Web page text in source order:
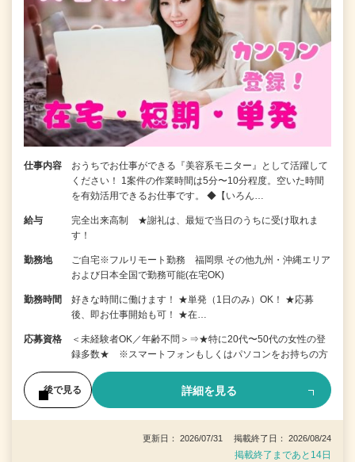
仕事内容
おうちでお仕事ができる『美容系モニター』として活躍して
ください！ 1案件の作業時間は5分〜10分程度。空いた時間
を有効活用できるお仕事です。 ◆【いろん…
給与
完全出来高制 ★謝礼は、最短で当日のうちに受け取れま
す！
勤務地
ご自宅※フルリモート勤務 福岡県 その他九州・沖縄エリア
および日本全国で勤務可能(在宅OK)
勤務時間
好きな時間に働けます！ ★単発（1日のみ）OK！ ★応募
後、即お仕事開始も可！ ★在…
応募資格
＜未経験者OK／年齢不問＞⇒★特に20代〜50代の女性の登
録多数★ ※スマートフォンもしくはパソコンをお持ちの方
後で見る 詳細を見る
更新日： 2026/07/31 掲載終了日： 2026/08/24
掲載終了まであと14日